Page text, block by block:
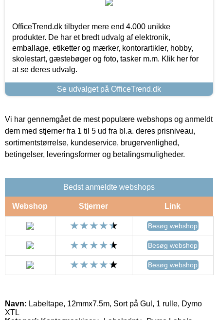
OfficeTrend.dk tilbyder mere end 4.000 unikke
produkter. De har et bredt udvalg af elektronik,
emballage, etiketter og mærker, kontorartikler, hobby,
skolestart, gæstebøger og foto, tasker m.m. Klik her for
at se deres udvalg.
Se udvalget på OfficeTrend.dk
Vi har gennemgået de mest populære webshops og anmeldt
dem med stjerner fra 1 til 5 ud fra bl.a. deres prisniveau,
sortimentstørrelse, kundeservice, brugervenlighed,
betingelser, leveringsformer og betalingsmuligheder.
Bedst anmeldte webshops
Webshop Stjerner Link
Besøg webshop
Besøg webshop
Besøg webshop
Navn: Labeltape, 12mmx7.5m, Sort på Gul, 1 rulle, Dymo
XTL